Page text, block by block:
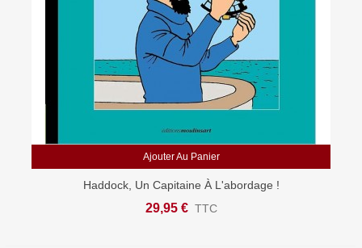
Ajouter Au Panier
Haddock, Un Capitaine À L'abordage !
29,95 € TTC